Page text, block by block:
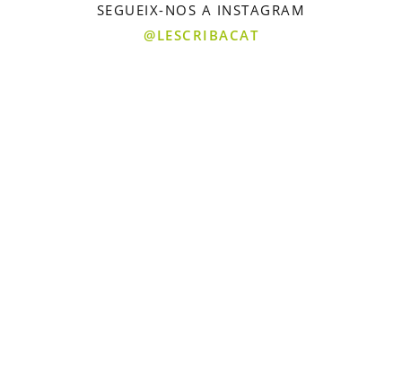
SEGUEIX-NOS A INSTAGRAM
@LESCRIBACAT